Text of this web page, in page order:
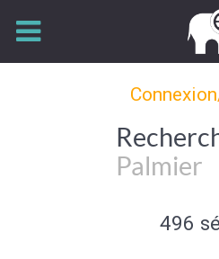
Palmier
496